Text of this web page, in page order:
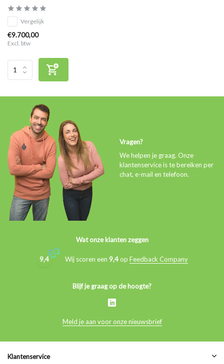
Vergelijk
€9.700,00
Excl. btw
Vragen?
We helpen je graag. Onze
klantenservice is te bereiken per
chat, e-mail en telefoon.
Wat onze klanten zeggen
9,4 Wij scoren een 9,4op Feedback Company
Blijf je graag op de hoogte?
Meld je aan voor onze nieuwsbrief
Klantenservice